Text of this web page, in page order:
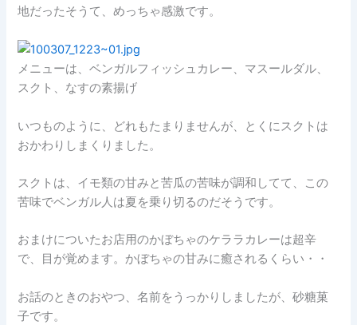
地だったそうて、めっちゃ感激です。
メニューは、ベンガルフィッシュカレー、マスールダル、
スクト、なすの素揚げ
いつものように、どれもたまりませんが、とくにスクトは
おかわりしまくりました。
スクトは、イモ類の甘みと苦瓜の苦味が調和してて、この
苦味でベンガル人は夏を乗り切るのだそうです。
おまけについたお店用のかぼちゃのケララカレーは超辛
で、目が覚めます。かぼちゃの甘みに癒されるくらい・・
お話のときのおやつ、名前をうっかりしましたが、砂糖菓
子です。